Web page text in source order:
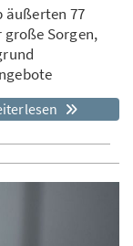
äußerten 77
große Sorgen,